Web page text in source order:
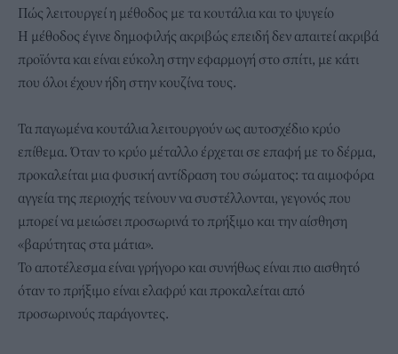
Πώς λειτουργεί η μέθοδος με τα κουτάλια και το ψυγείο
Η μέθοδος έγινε δημοφιλής ακριβώς επειδή δεν απαιτεί ακριβά
προϊόντα και είναι εύκολη στην εφαρμογή στο σπίτι, με κάτι
που όλοι έχουν ήδη στην κουζίνα τους.
Τα παγωμένα κουτάλια λειτουργούν ως αυτοσχέδιο κρύο
επίθεμα. Όταν το κρύο μέταλλο έρχεται σε επαφή με το δέρμα,
προκαλείται μια φυσική αντίδραση του σώματος: τα αιμοφόρα
αγγεία της περιοχής τείνουν να συστέλλονται, γεγονός που
μπορεί να μειώσει προσωρινά το πρήξιμο και την αίσθηση
«βαρύτητας στα μάτια».
Το αποτέλεσμα είναι γρήγορο και συνήθως είναι πιο αισθητό
όταν το πρήξιμο είναι ελαφρύ και προκαλείται από
προσωρινούς παράγοντες.